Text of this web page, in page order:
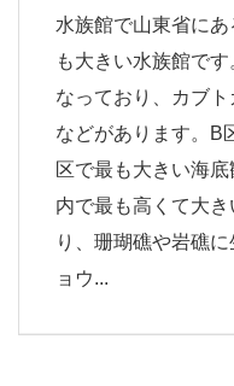
水族館で山東省に
も大きい水族館で
なっており、カブ
などがあります。B
区で最も大きい海
内で最も高くて大
り、珊瑚礁や岩礁
ョウ...